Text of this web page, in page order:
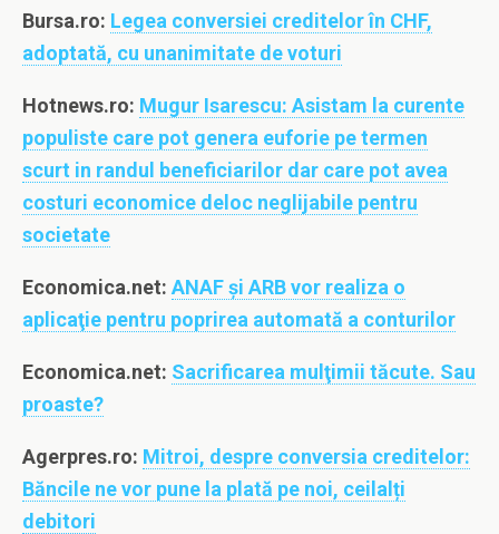
Bursa.ro: Legea conversiei creditelor în CHF,
adoptată, cu unanimitate de voturi
Hotnews.ro: Mugur Isarescu: Asistam la curente
populiste care pot genera euforie pe termen
scurt in randul beneficiarilor dar care pot avea
costuri economice deloc neglijabile pentru
societate
Economica.net: ANAF şi ARB vor realiza o
aplicaţie pentru poprirea automată a conturilor
Economica.net: Sacrificarea mulţimii tăcute. Sau
proaste?
Agerpres.ro: Mitroi, despre conversia creditelor:
Băncile ne vor pune la plată pe noi, ceilalți
debitori